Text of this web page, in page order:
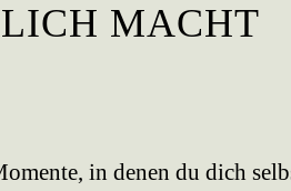
MACHT
in denen du dich